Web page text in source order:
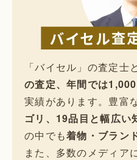
「バイセル」の査定士
の査定、年間では
実績があります。豊富
ゴリ、19品目と幅広い
の中でも着物・ブラン
また、多数のメディア